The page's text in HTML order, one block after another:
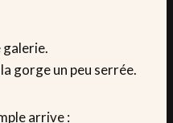
gorge un peu serrée.
arrive :